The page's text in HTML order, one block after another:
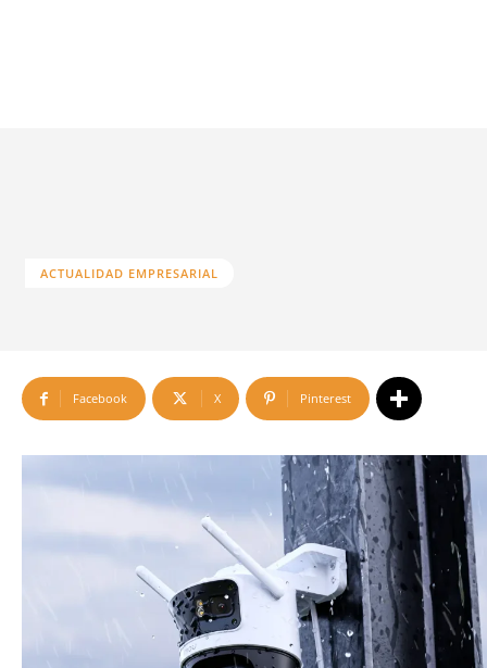
ACTUALIDAD EMPRESARIAL
Facebook X Pinterest